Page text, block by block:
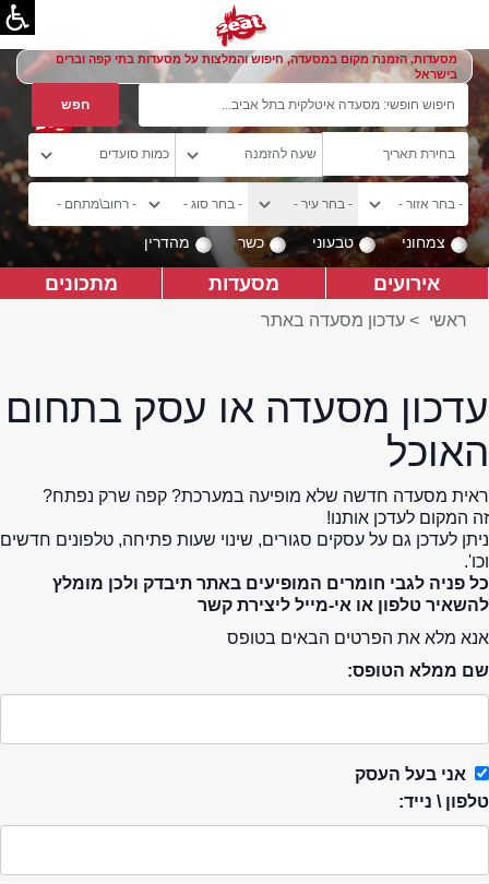
מסעדות, הזמנת מקום במסעדה, חיפוש והמלצות על מסעדות בתי קפה וברים
בישראל
צמחוני טבעוני כשר מהדרין
אירועים מסעדות מתכונים
ראשי > עדכון מסעדה באתר
עדכון מסעדה או עסק בתחום
האוכל
ראית מסעדה חדשה שלא מופיעה במערכת? קפה שרק נפתח?
זה המקום לעדכן אותנו!
ניתן לעדכן גם על עסקים סגורים, שינוי שעות פתיחה, טלפונים חדשים
וכו'.
כל פניה לגבי חומרים המופיעים באתר תיבדק ולכן מומלץ
להשאיר טלפון או אי-מייל ליצירת קשר
אנא מלא את הפרטים הבאים בטופס
שם ממלא הטופס:
אני בעל העסק
טלפון \ נייד: